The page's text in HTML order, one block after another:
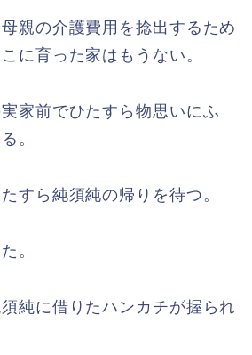
親の介護費用を捻出するため
に育った家はもうない。
家前でひたすら物思いにふ
。
すら純須純の帰りを待つ。
。
純に借りたハンカチが握られ